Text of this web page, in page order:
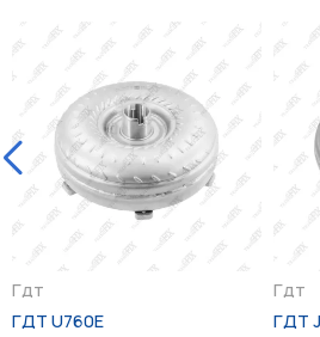
Гдт
ГДТ U760E
Гдт
ГДТ